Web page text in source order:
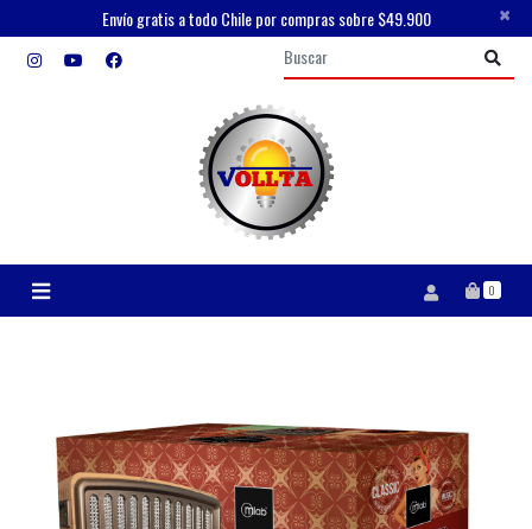
Envío gratis a todo Chile por compras sobre $49.900 ×
0